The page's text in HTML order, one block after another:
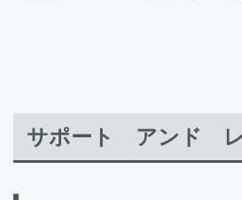
サポート アンド レ